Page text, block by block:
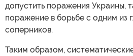
допустить поражения Украины,
поражение в борьбе с одним из
соперников.
Таким образом,